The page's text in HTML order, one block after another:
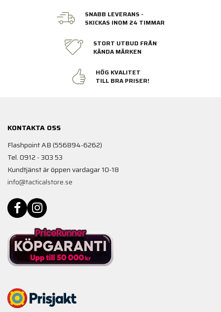
SNABB LEVERANS -
SKICKAS INOM 24 TIMMAR
STORT UTBUD FRÅN
KÄNDA MÄRKEN
HÖG KVALITET
TILL BRA PRISER!
KONTAKTA OSS
Flashpoint AB (556894-6262)
Tel. 0912 - 303 53
Kundtjänst är öppen vardagar 10-18
info@tacticalstore.se